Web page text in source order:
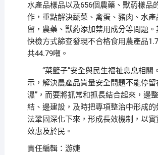
水產品樣品以及656個農藥、獸葯樣品
作，重點解決蔬菜、禽蛋、豬肉、水
留，農藥、獸葯添加禁用成分等問題。
快檢方式篩查發現不合格食用農產品
共44.79噸。
“菜籃子”安全與民生福祉息息相關
示，解決農產品質量安全問題不能停留
濕”，而要將抓常和抓長結合起來，邊
結、邊建設，及時把專項整治中形成
法鞏固深化下來，形成長效機制，以
效惠及於民。
責任編輯：游婕